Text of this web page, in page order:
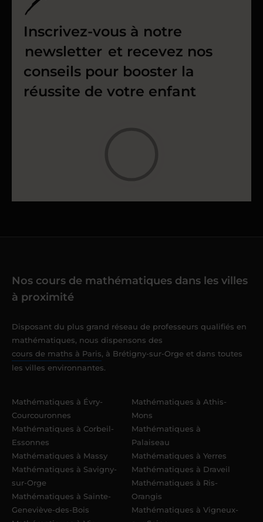
Inscrivez-vous à notre
newsletter et recevez nos
conseils pour booster la
réussite de votre enfant
Nos cours de mathématiques dans les villes
à proximité
Disposant du plus grand réseau de professeurs qualifiés en
mathématiques, nous dispensons des
cours de maths à Paris, à Brétigny-sur-Orge et dans toutes
les villes environnantes.
Mathématiques à Évry-
Courcouronnes
Mathématiques à Corbeil-
Essonnes
Mathématiques à Massy
Mathématiques à Savigny-
sur-Orge
Mathématiques à Sainte-
Geneviève-des-Bois
Mathématiques à Athis-
Mons
Mathématiques à
Palaiseau
Mathématiques à Yerres
Mathématiques à Draveil
Mathématiques à Ris-
Orangis
Mathématiques à Vigneux-